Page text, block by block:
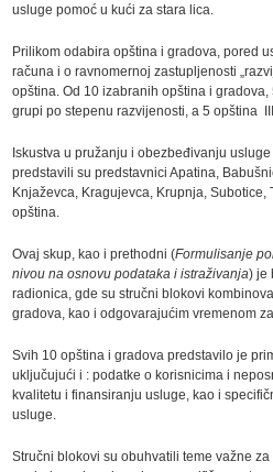
usluge pomoć u kući za stara lica.
Prilikom odabira opština i gradova, pored
računa i o ravnomernoj zastupljenosti
opština. Od 10 izabranih opština i
grupi po stepenu razvijenosti, a 5 opština III
Iskustva u pružanju i obezbeđivanju
predstavili su predstavnici Apatina,
Knjaževca, Kragujevca, Krupnja, Subotice,
opština.
Ovaj skup, kao i prethodni (Formulisanje
nivou na osnovu podataka i istraživanja) je
radionica, gde su stručni blokovi
gradova, kao i odgovarajućim vremenom
Svih 10 opština i gradova predstavilo je
uključujući i : podatke o korisnicima i
kvalitetu i finansiranju usluge, kao i
usluge.
Stručni blokovi su obuhvatili teme važne